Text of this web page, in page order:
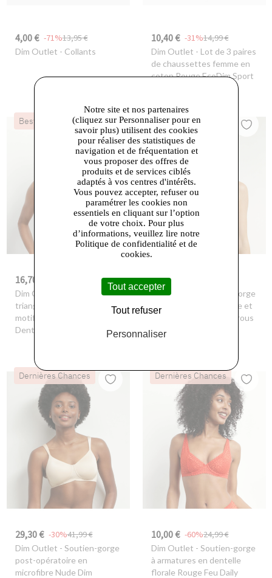
4,00 € 13,95 €
-71%
Dim Outlet - Collants
10,40 € 14,99 €
-31%
Dim Outlet - Lot de 3 paires
de chaussettes femme en
coton Rouge EcoDim Sport
Best-seller
16,70 €
Dim Outlet
- Soutien-gorge
triangle sans armature
motif floral Noir Daily
Dentelle
Dernières Chances
10,00 €
Dim Outlet
- Soutien-gorge
emboitant en microfibre et
tulle Marron Dim Generous
Dernières Chances
29,30 € 41,99 €
-30%
Dim Outlet - Soutien-gorge
post-opératoire en
microfibre Nude Dim
Dernières Chances
10,00 € 24,99 €
-60%
Dim Outlet - Soutien-gorge
à armatures en dentelle
florale Rouge Feu Daily
Notre site et nos partenaires
(cliquez sur Personnaliser pour en
savoir plus) utilisent des cookies
pour réaliser des statistiques de
navigation et de fréquentation et
vous proposer des offres de
produits et de services ciblés
adaptés à vos centres d'intérêts.
Vous pouvez accepter, refuser ou
paramétrer les cookies non
essentiels en cliquant sur l’option
de votre choix. Pour plus
d’informations, veuillez lire notre
Politique de confidentialité et de
cookies.
Tout accepter
Tout refuser
Personnaliser